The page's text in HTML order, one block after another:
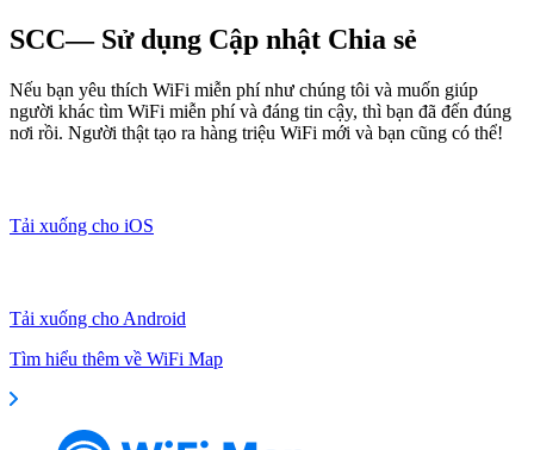
SCC— Sử dụng Cập nhật Chia sẻ
Nếu bạn yêu thích WiFi miễn phí như chúng tôi và muốn giúp
người khác tìm WiFi miễn phí và đáng tin cậy, thì bạn đã đến đúng
nơi rồi. Người thật tạo ra hàng triệu WiFi mới và bạn cũng có thể!
Tải xuống cho iOS
Tải xuống cho Android
Tìm hiểu thêm về WiFi Map